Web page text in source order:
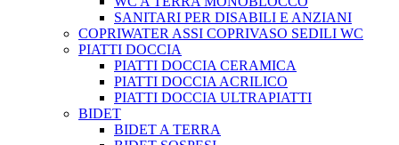
SANITARI PER DISABILI E ANZIANI
COPRIWATER ASSI COPRIVASO SEDILI WC
PIATTI DOCCIA
PIATTI DOCCIA CERAMICA
PIATTI DOCCIA ACRILICO
PIATTI DOCCIA ULTRAPIATTI
BIDET
BIDET A TERRA